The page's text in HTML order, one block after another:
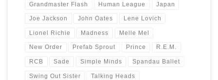
Grandmaster Flash Human League Japan
Joe Jackson John Oates Lene Lovich
Lionel Richie Madness Melle Mel
New Order Prefab Sprout Prince R.E.M.
RCB Sade Simple Minds Spandau Ballet
Swing Out Sister Talking Heads